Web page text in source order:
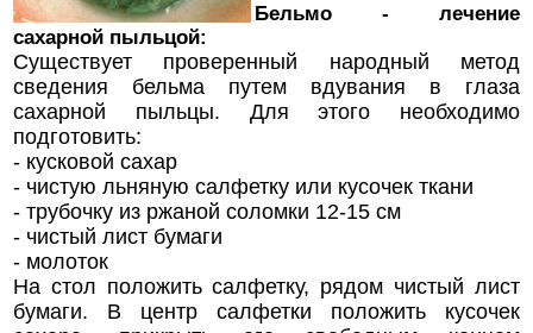
Бельмо - лечение
сахарной пыльцой:
Существует проверенный народный метод
сведения бельма путем вдувания в глаза
сахарной пыльцы. Для этого необходимо
подготовить:
- кусковой сахар
- чистую льняную салфетку или кусочек ткани
- трубочку из ржаной соломки 12-15 см
- чистый лист бумаги
- молоток
На стол положить салфетку, рядом чистый лист
бумаги. В центр салфетки положить кусочек